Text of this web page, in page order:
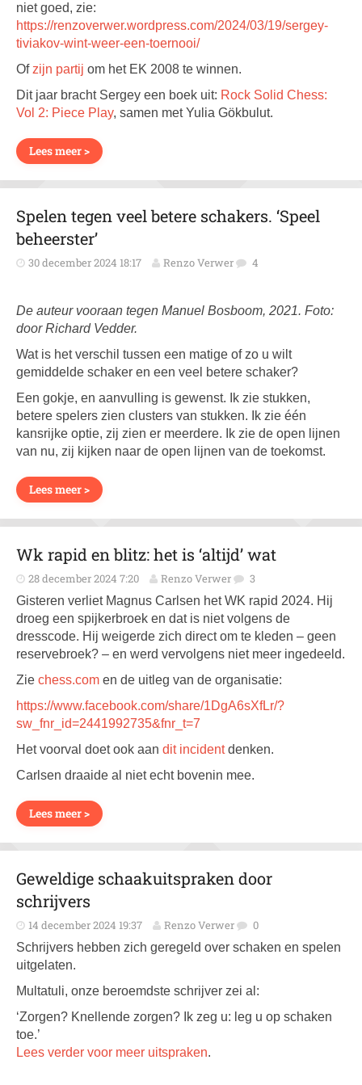
niet goed, zie:
https://renzoverwer.wordpress.com/2024/03/19/sergey-
tiviakov-wint-weer-een-toernooi/
Of zijn partij om het EK 2008 te winnen.
Dit jaar bracht Sergey een boek uit: Rock Solid Chess:
Vol 2: Piece Play, samen met Yulia Gökbulut.
Lees meer >
Spelen tegen veel betere schakers. ‘Speel
beheerster’
30 december 2024 18:17 Renzo Verwer 4
De auteur vooraan tegen Manuel Bosboom, 2021. Foto:
door Richard Vedder.
Wat is het verschil tussen een matige of zo u wilt
gemiddelde schaker en een veel betere schaker?
Een gokje, en aanvulling is gewenst. Ik zie stukken,
betere spelers zien clusters van stukken. Ik zie één
kansrijke optie, zij zien er meerdere. Ik zie de open lijnen
van nu, zij kijken naar de open lijnen van de toekomst.
Lees meer >
Wk rapid en blitz: het is ‘altijd’ wat
28 december 2024 7:20 Renzo Verwer 3
Gisteren verliet Magnus Carlsen het WK rapid 2024. Hij
droeg een spijkerbroek en dat is niet volgens de
dresscode. Hij weigerde zich direct om te kleden – geen
reservebroek? – en werd vervolgens niet meer ingedeeld.
Zie chess.com en de uitleg van de organisatie:
https://www.facebook.com/share/1DgA6sXfLr/?
sw_fnr_id=2441992735&fnr_t=7
Het voorval doet ook aan dit incidentdenken.
Carlsen draaide al niet echt bovenin mee.
Lees meer >
Geweldige schaakuitspraken door
schrijvers
14 december 2024 19:37 Renzo Verwer 0
Schrijvers hebben zich geregeld over schaken en spelen
uitgelaten.
Multatuli, onze beroemdste schrijver zei al:
‘Zorgen? Knellende zorgen? Ik zeg u: leg u op schaken
toe.’
Lees verder voor meer uitspraken.